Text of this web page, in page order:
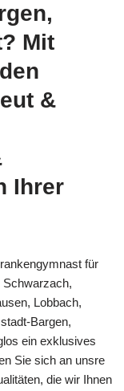
Mit
&
Ihrer
für
Schwarzach,
Lobbach,
Bargen,
ein exklusives
Sie sich an unsre
die wir Ihnen